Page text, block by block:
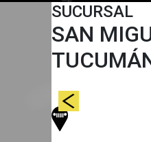
SUCURSAL
SAN